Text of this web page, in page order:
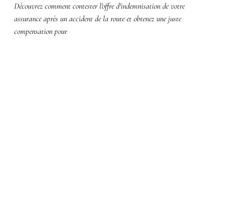
Découvrez comment contester l'offre d'indemnisation de votre
assurance après un accident de la route et obtenez une juste
compensation pour